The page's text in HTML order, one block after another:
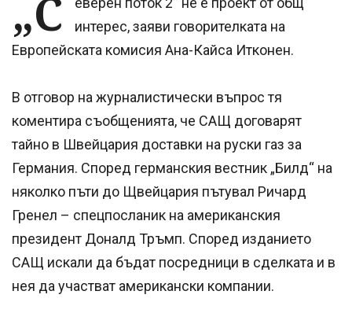
„С
интерес, заяви говорителката на
Европейската комисия Ана-Кайса Итконен.
В отговор на журналистически въпрос тя
коментира съобщенията, че САЩ договарят
тайно в Швейцария доставки на руски газ за
Германия. Според германския вестник „Билд“ на
няколко пъти до Щвейцария пътувал Ричард
Гренел – спецпосланик на американския
президент Доналд Тръмп. Според изданието
САЩ искали да бъдат посредници в сделката и в
нея да участват американски компании.